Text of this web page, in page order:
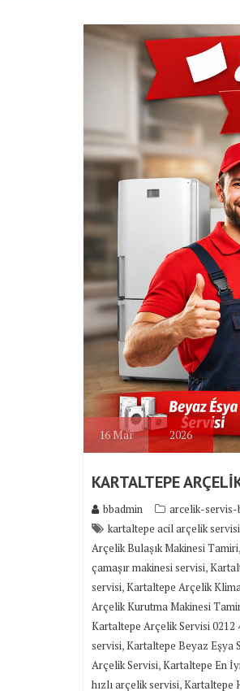
16Mar 2026
KARTALTEPE
bbadmin
arcelik-
kartaltepe acil arçelik servisi
Arçelik Bulaşık Makinesi Tamiri,
çamaşır makinesi servisi,
servisi,Kartaltepe Arçelik
Arçelik Kurutma Makinesi
Kartaltepe Arçelik Servisi 0212
servisi,Kartaltepe Beyaz Eşya
Arçelik Servisi,Kartaltepe En
hızlı arçelik servisi,Kartaltepe